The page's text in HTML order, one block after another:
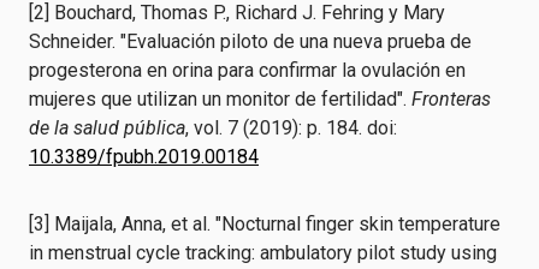
[2] Bouchard, Thomas P., Richard J. Fehring y Mary
Schneider. "Evaluación piloto de una nueva prueba de
progesterona en orina para confirmar la ovulación en
mujeres que utilizan un monitor de fertilidad". Fronteras
de la salud pública, vol. 7 (2019): p. 184. doi:
10.3389/fpubh.2019.00184
[3] Maijala, Anna, et al. "Nocturnal finger skin temperature
in menstrual cycle tracking: ambulatory pilot study using